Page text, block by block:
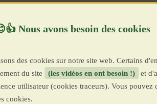
des cookies sur notre site web. Certains
du site
(les vidéos en ont besoin !)
et
utilisateur (cookies traceurs). Vous pouvez
cookies.